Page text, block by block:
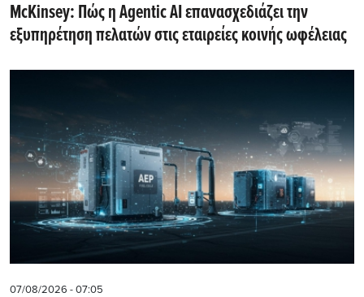
McKinsey: Πώς η Agentic AI επανασχεδιάζει την
εξυπηρέτηση πελατών στις εταιρείες κοινής ωφέλειας
07/08/2026 - 07:05